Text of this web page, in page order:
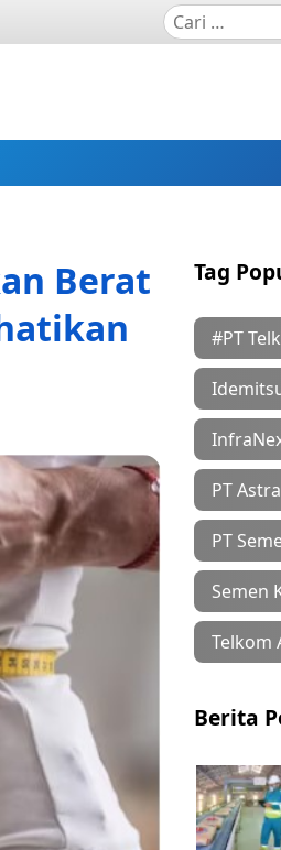
Berat
Tag
#PT
PT
PT
Semen
Telkom
Berita